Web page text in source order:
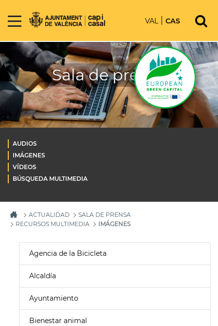
VAL CAS
Sala de prensa
AUDIOS
IMÁGENES
VÍDEOS
BÚSQUEDA MULTIMEDIA
ACTUALIDAD
SALA DE PRENSA
RECURSOS MULTIMEDIA
IMÁGENES
Agencia de la Bicicleta
Alcaldía
Ayuntamiento
Bienestar animal